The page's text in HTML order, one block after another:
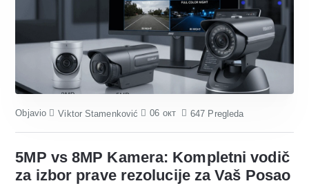
Objavio Viktor Stamenković 06 окт 647 Pregleda
5MP vs 8MP Kamera: Kompletni vodič
za izbor prave rezolucije za Vaš Posao